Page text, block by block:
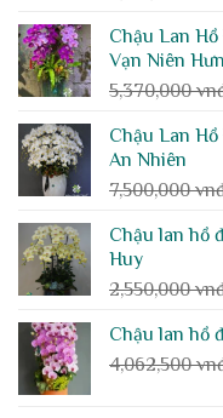
Chậu Lan
Vạn Niên
5,370,000
Chậu Lan
An Nhiên
7,500,000
Chậu lan hồ
Huy
2,550,000
Chậu lan hồ
4,062,500